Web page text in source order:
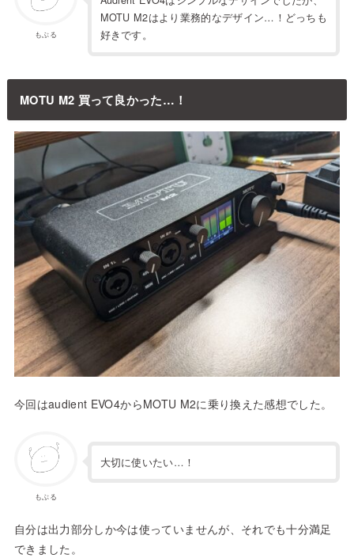
もぶる
MOTU M2はより業務的なデザイン…！どっちも
好きです。
MOTU M2 買って良かった…！
今回はaudient EVO4からMOTU M2に乗り換えた感想でした。
もぶる
大切に使いたい…！
自分は出力部分しか今は使っていませんが、それでも十分満足
できました。